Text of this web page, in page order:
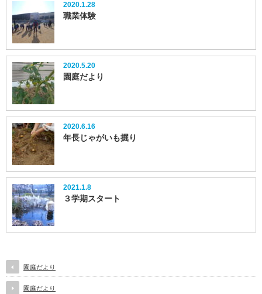
2020.1.28
職業体験
2020.5.20
園庭だより
2020.6.16
年長じゃがいも掘り
2021.1.8
３学期スタート
園庭だより
園庭だより